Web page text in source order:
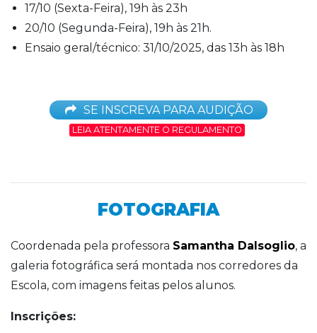
17/10 (Sexta-Feira), 19h às 23h
20/10 (Segunda-Feira), 19h às 21h.
Ensaio geral/técnico: 31/10/2025, das 13h às 18h
SE INSCREVA PARA AUDIÇÃO
LEIA ATENTAMENTE O REGULAMENTO
FOTOGRAFIA
Coordenada pela professora Samantha Dalsoglio, a
galeria fotográfica será montada nos corredores da
Escola, com imagens feitas pelos alunos.
Inscrições: